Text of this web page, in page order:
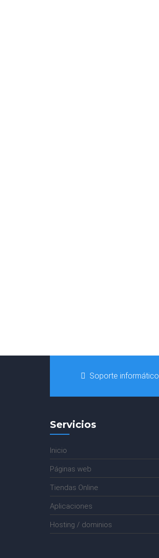
Soporte informático
Servicios
Inicio
Páginas web
Tiendas Online
Aplicaciones
Hosting / dominios